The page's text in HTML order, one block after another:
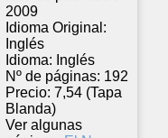
2009
Idioma Original:
Inglés
Idioma: Inglés
Nº de páginas: 192
Precio: 7,54 (Tapa
Blanda)
Ver algunas